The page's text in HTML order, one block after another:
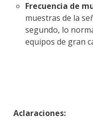
Frecuencia de
muestras de la
segundo, lo
equipos de gran
Aclaraciones: